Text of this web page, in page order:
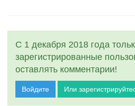
С 1 декабря 2018 года
зарегистрированные
оставлять комментарии!
Войдите Или